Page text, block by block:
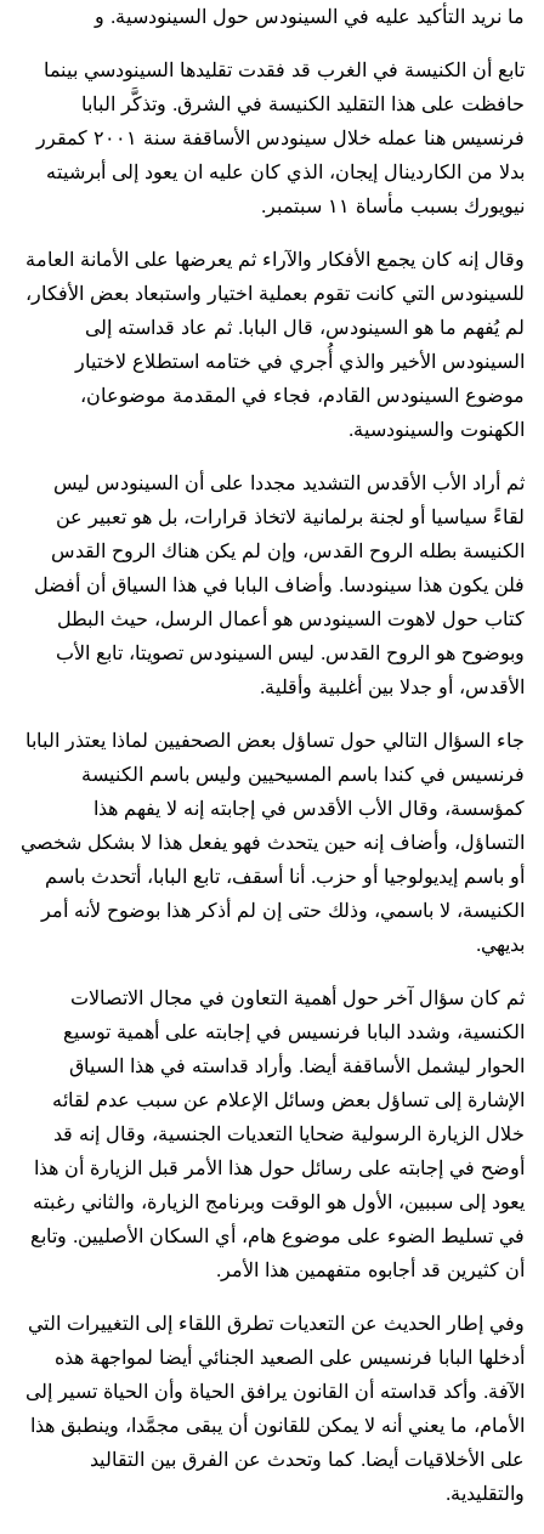
ما نريد التأكيد عليه في السينودس حول السينودسية. و
تابع أن الكنيسة في الغرب قد فقدت تقليدها السينودسي بينما
حافظت على هذا التقليد الكنيسة في الشرق. وتذكَّر البابا
فرنسيس هنا عمله خلال سينودس الأساقفة سنة ٢٠٠١ كمقرر
بدلا من الكاردينال إيجان، الذي كان عليه ان يعود إلى أبرشيته
نيويورك بسبب مأساة ١١ سبتمبر.
وقال إنه كان يجمع الأفكار والآراء ثم يعرضها على الأمانة العامة
للسينودس التي كانت تقوم بعملية اختيار واستبعاد بعض الأفكار،
لم يُفهم ما هو السينودس، قال البابا. ثم عاد قداسته إلى
السينودس الأخير والذي أُجري في ختامه استطلاع لاختيار
موضوع السينودس القادم، فجاء في المقدمة موضوعان،
الكهنوت والسينودسية.
ثم أراد الأب الأقدس التشديد مجددا على أن السينودس ليس
لقاءً سياسيا أو لجنة برلمانية لاتخاذ قرارات، بل هو تعبير عن
الكنيسة بطله الروح القدس، وإن لم يكن هناك الروح القدس
فلن يكون هذا سينودسا. وأضاف البابا في هذا السياق أن أفضل
كتاب حول لاهوت السينودس هو أعمال الرسل، حيث البطل
وبوضوح هو الروح القدس. ليس السينودس تصويتا، تابع الأب
الأقدس، أو جدلا بين أغلبية وأقلية.
جاء السؤال التالي حول تساؤل بعض الصحفيين لماذا يعتذر البابا
فرنسيس في كندا باسم المسيحيين وليس باسم الكنيسة
كمؤسسة، وقال الأب الأقدس في إجابته إنه لا يفهم هذا
التساؤل، وأضاف إنه حين يتحدث فهو يفعل هذا لا بشكل شخصي
أو باسم إيديولوجيا أو حزب. أنا أسقف، تابع البابا، أتحدث باسم
الكنيسة، لا باسمي، وذلك حتى إن لم أذكر هذا بوضوح لأنه أمر
بديهي.
ثم كان سؤال آخر حول أهمية التعاون في مجال الاتصالات
الكنسية، وشدد البابا فرنسيس في إجابته على أهمية توسيع
الحوار ليشمل الأساقفة أيضا. وأراد قداسته في هذا السياق
الإشارة إلى تساؤل بعض وسائل الإعلام عن سبب عدم لقائه
خلال الزيارة الرسولية ضحايا التعديات الجنسية، وقال إنه قد
أوضح في إجابته على رسائل حول هذا الأمر قبل الزيارة أن هذا
يعود إلى سببين، الأول هو الوقت وبرنامج الزيارة، والثاني رغبته
في تسليط الضوء على موضوع هام، أي السكان الأصليين. وتابع
أن كثيرين قد أجابوه متفهمين هذا الأمر.
وفي إطار الحديث عن التعديات تطرق اللقاء إلى التغييرات التي
أدخلها البابا فرنسيس على الصعيد الجنائي أيضا لمواجهة هذه
الآفة. وأكد قداسته أن القانون يرافق الحياة وأن الحياة تسير إلى
الأمام، ما يعني أنه لا يمكن للقانون أن يبقى مجمَّدا، وينطبق هذا
على الأخلاقيات أيضا. كما وتحدث عن الفرق بين التقاليد
والتقليدية.